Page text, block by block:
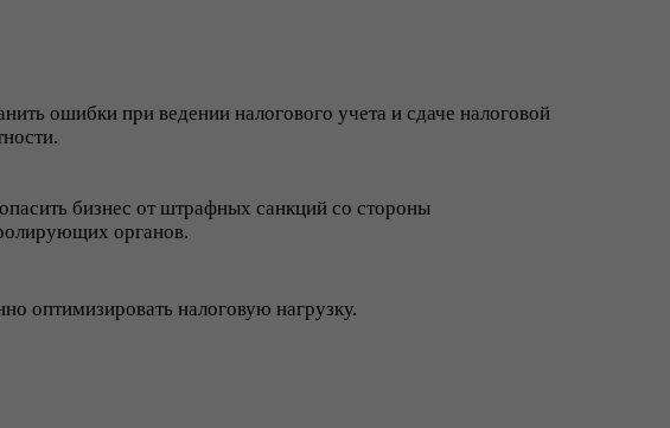
ошибки при ведении налогового учета и сдаче налоговой
бизнес от штрафных санкций со стороны
органов.
оптимизировать налоговую нагрузку.